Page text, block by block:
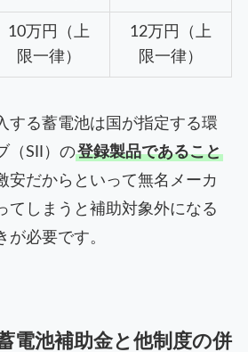
10万円（上
限一律）
12万円（上
限一律）
する蓄電池は国が指定する環
（SII）の登録製品であること
安だからといって無名メーカ
てしまうと補助対象外になる
が必要です。
電池補助金と他制度の併